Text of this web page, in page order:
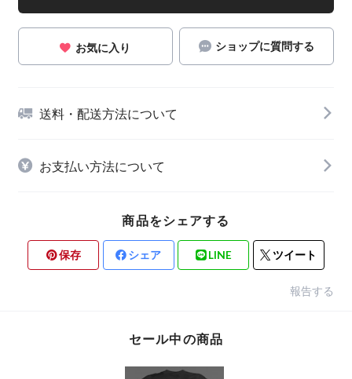
お気に入り ショップに質問する
送料・配送方法について
お支払い方法について
商品をシェアする
保存 シェア LINE ツイート
報告する
セール中の商品